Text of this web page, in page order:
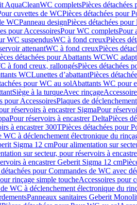
AquaCleanWC completsPièces
cuvettes de WCPièces détachées pour
WCPanneau designPièces détachées pour
pour AccessoiresPour WC completsPour
WC suspendusWC à fond creuxPièces
attenantWC à fond creuxPièces
détachées pour Abattants WCWC
à fond creux, rallongésPièces détachées
WCLunettes d’abattantPièces
pour WC au solAbattants WC pour
Siège à la turqueAvec rinçage
pour AccessoiresPlaques de
réservoirs à encastrer SigmaPour
Pour réservoirs à encastrer DeltaPièces
à encastrer 300TPièces détachées pour
WC à déclenchement électronique du
Sigma 12 cmPour alimentation sur
sur secteur, pour réservoirs à
à encastrer Geberit Sigma 12 cm
détachées pour Commandes de WC avec
rinçage simple toucheAccessoires pour
WC à déclenchement électronique du
Panneaux sanitaires Geberit